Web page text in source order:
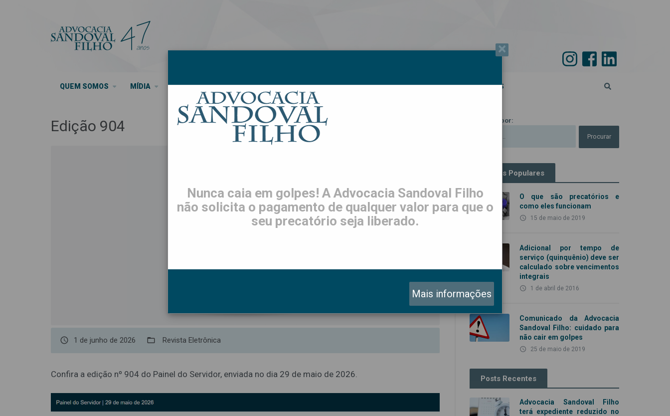
QUEM SOMOS MÍDIA SEUS DIREITOS LGPD TRABALHE CONOSCO CONTATO ESPECIAL 45 ANOS
Edição 904
access_time 1 de junho de 2026 folder_open Revista Eletrônica
Confira a edição nº 904 do Painel do Servidor, enviada no dia 29 de maio de 2026.
Procurar por:
Artigos Populares
O que são precatórios e
como eles funcionam
access_time 15 de maio de 2019
Adicional por tempo de
serviço (quinquênio) deve ser
calculado sobre vencimentos
integrais
access_time 1 de abril de 2016
Comunicado da Advocacia
Sandoval Filho: cuidado para
não cair em golpes
access_time 25 de maio de 2019
Posts Recentes
Advocacia Sandoval Filho
terá expediente reduzido no
×
Nunca caia em golpes! A Advocacia Sandoval Filho
não solicita o pagamento de qualquer valor para que o
seu precatório seja liberado.
Mais informações